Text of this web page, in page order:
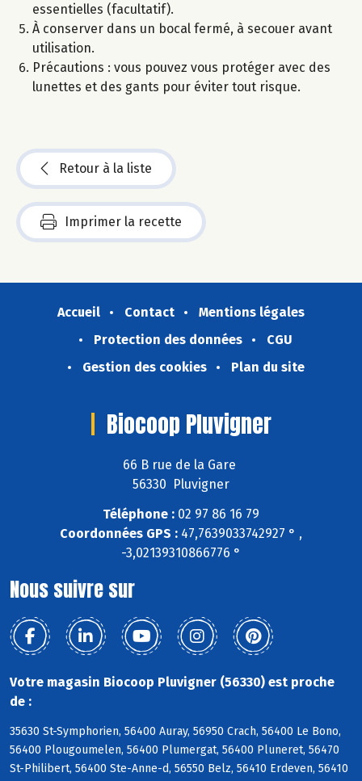
essentielles (facultatif).
À conserver dans un bocal fermé, à secouer avant
utilisation.
Précautions : vous pouvez vous protéger avec des
lunettes et des gants pour éviter tout risque.
Retour à la liste
Imprimer la recette
Accueil Contact
Mentions légales
Protection des données
CGU
Gestion des cookies
Plan du site
Biocoop Pluvigner
66 B rue de la Gare
56330 Pluvigner
Téléphone : 02 97 86 16 79
Coordonnées GPS : 47,7639033742927 ° ,
-3,02139310866776 °
Nous suivre sur
Votre magasin Biocoop Pluvigner (56330) est proche
de :
35630 St-Symphorien, 56400 Auray, 56950 Crach, 56400 Le Bono,
56400 Plougoumelen, 56400 Plumergat, 56400 Pluneret, 56470
St-Philibert, 56400 Ste-Anne-d, 56550 Belz, 56410 Erdeven, 56410